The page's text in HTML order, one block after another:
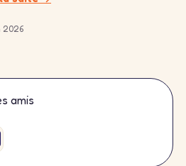
2026
amis